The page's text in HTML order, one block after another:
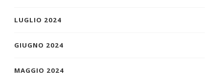
LUGLIO 2024
GIUGNO 2024
MAGGIO 2024